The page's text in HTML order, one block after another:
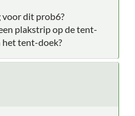
voor dit prob6?
plakstrip op de tent-
het tent-doek?